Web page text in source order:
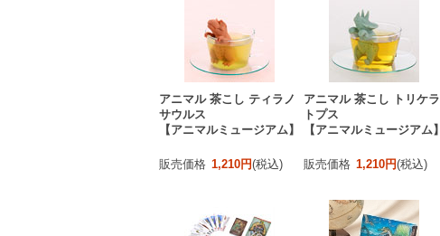
アニマル 茶こし ティラノ
サウルス
【アニマルミュージアム】
販売価格 1,210円(税込)
アニマル 茶こし トリケラ
トプス
【アニマルミュージアム】
販売価格 1,210円(税込)